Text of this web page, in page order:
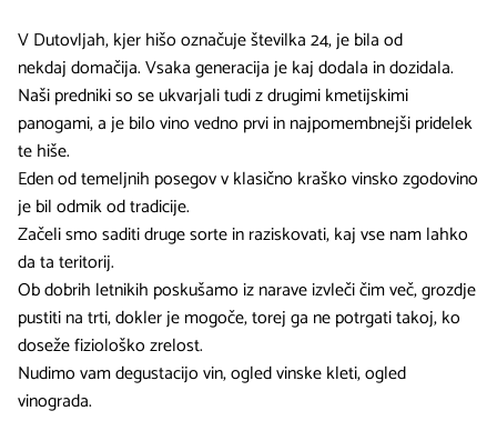
V Dutovljah, kjer hišo označuje številka 24, je bila od
nekdaj domačija. Vsaka generacija je kaj dodala in dozidala.
Naši predniki so se ukvarjali tudi z drugimi kmetijskimi
panogami, a je bilo vino vedno prvi in najpomembnejši pridelek
te hiše.
Eden od temeljnih posegov v klasično kraško vinsko zgodovino
je bil odmik od tradicije.
Začeli smo saditi druge sorte in raziskovati, kaj vse nam lahko
da ta teritorij.
Ob dobrih letnikih poskušamo iz narave izvleči čim več, grozdje
pustiti na trti, dokler je mogoče, torej ga ne potrgati takoj, ko
doseže fiziološko zrelost.
Nudimo vam degustacijo vin, ogled vinske kleti, ogled
vinograda.